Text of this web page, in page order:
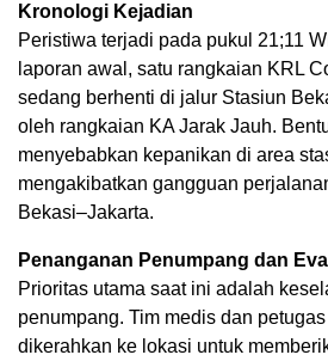
Kronologi Kejadian
Peristiwa terjadi pada pukul 21;11
laporan awal, satu rangkaian KRL
sedang berhenti di jalur Stasiun
oleh rangkaian KA Jarak Jauh.
menyebabkan kepanikan di area
mengakibatkan gangguan
Bekasi–Jakarta.
Penanganan Penumpang dan
Prioritas utama saat ini adalah
penumpang. Tim medis dan
dikerahkan ke lokasi untuk